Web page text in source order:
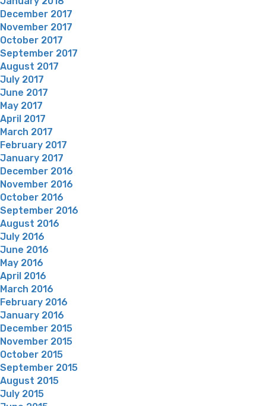
December 2017
November 2017
October 2017
September 2017
August 2017
July 2017
June 2017
May 2017
April 2017
March 2017
February 2017
January 2017
December 2016
November 2016
October 2016
September 2016
August 2016
July 2016
June 2016
May 2016
April 2016
March 2016
February 2016
January 2016
December 2015
November 2015
October 2015
September 2015
August 2015
July 2015